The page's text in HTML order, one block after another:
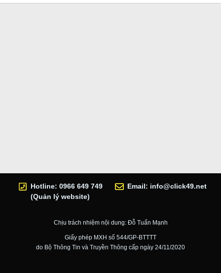
Hotline: 0966 649 749
(Quản lý website)
Email: info@click49.net
Chịu trách nhiệm nội dung: Đỗ Tuấn Mạnh
Giấy phép MXH số 544/GP-BTTTT
do Bộ Thông Tin và Truyền Thông cấp ngày 24/11/2020